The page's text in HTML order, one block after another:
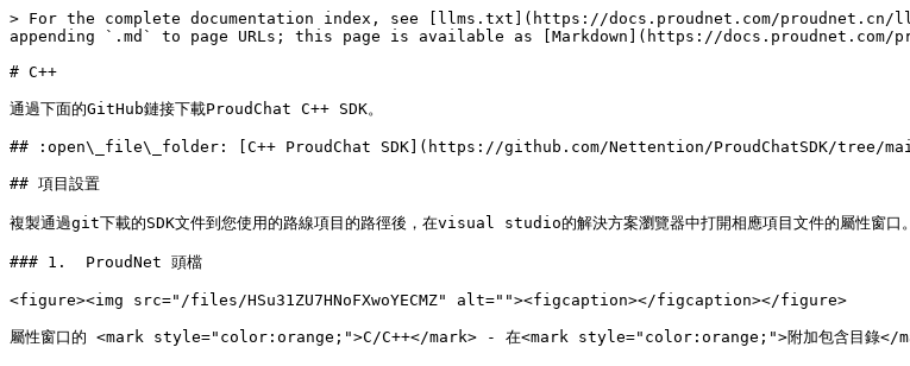
> For the complete documentation index, see [llms.txt](https://docs.proudnet.com/proudnet.cn/
appending `.md` to page URLs; this page is available as [Markdown](https://docs.proudnet.com/
# C++
通過下面的GitHub鏈接下載ProudChat C++ SDK。
## :open\_file\_folder: [C++ ProudChat SDK](https://github.com/Nettention/ProudChatSDK/tree/
## 項目設置
複製通過git下載的SDK文件到您使用的路線項目的路徑後，在visual studio的解決方案瀏覽器中打開相應項目文件的屬性窗口。
### 1.  ProudNet 頭檔
<figure><img src="/files/HSu31ZU7HNoFXwoYECMZ" alt=""><figcaption></figcaption></figure>
屬性窗口的 <mark style="color:orange;">C/C++</mark> - 在<mark style="color:orange;">附加包含目錄</